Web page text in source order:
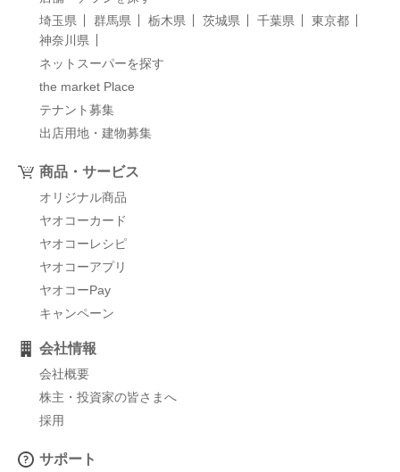
埼玉県
群馬県 栃木県 茨城県 千葉県
東京都
神奈川県
ネットスーパーを探す
the market Place
テナント募集
出店用地・建物募集
商品・サービス
オリジナル商品
ヤオコーカード
ヤオコーレシピ
ヤオコーアプリ
ヤオコーPay
キャンペーン
会社情報
会社概要
株主・投資家の皆さまへ
採用
サポート